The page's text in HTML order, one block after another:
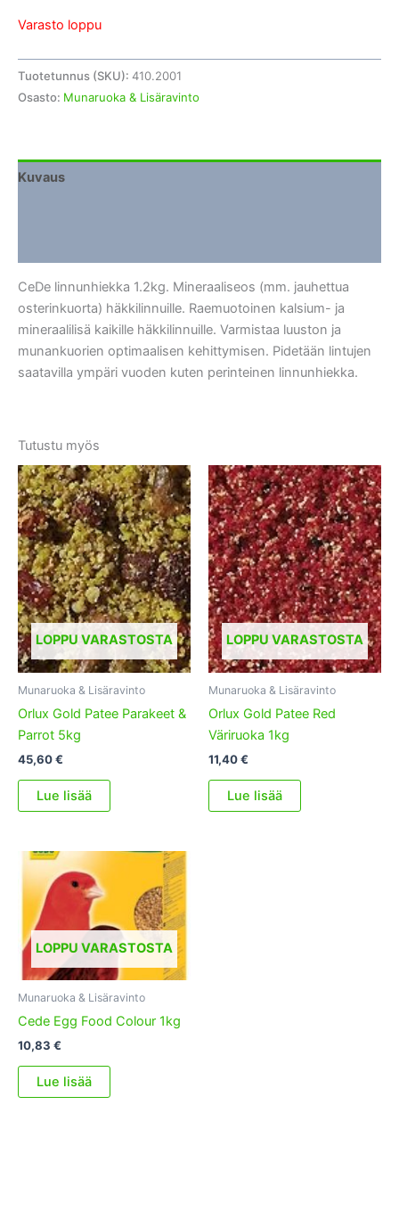
Varasto loppu
Tuotetunnus (SKU): 410.2001
Osasto: Munaruoka & Lisäravinto
Kuvaus
CeDe linnunhiekka 1.2kg. Mineraaliseos (mm. jauhettua
osterinkuorta) häkkilinnuille. Raemuotoinen kalsium- ja
mineraalilisä kaikille häkkilinnuille. Varmistaa luuston ja
munankuorien optimaalisen kehittymisen. Pidetään lintujen
saatavilla ympäri vuoden kuten perinteinen linnunhiekka.
Tutustu myös
LOPPU VARASTOSTA
Munaruoka & Lisäravinto
Orlux Gold Patee Parakeet &
Parrot 5kg
45,60€
Lue lisää
LOPPU VARASTOSTA
Munaruoka & Lisäravinto
Orlux Gold Patee Red
Väriruoka 1kg
11,40€
Lue lisää
LOPPU VARASTOSTA
Munaruoka & Lisäravinto
Cede Egg Food Colour 1kg
10,83 €
Lue lisää